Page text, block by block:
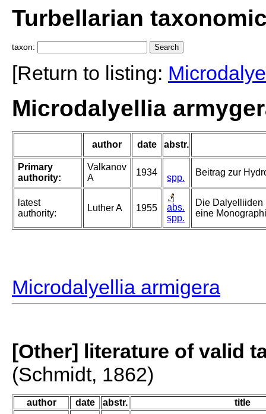
Turbellarian
taxon:
[Return to listing:
Microdalyellia
author date abstr.
Primary
authority:
Valkanov
A
1934
spp.
Beitrag zur
latest
authority:
Luther A 1955
abs.
spp.
Die Dalyelliiden
eine
Microdalyellia armigera
[Other] literature of valid
(Schmidt, 1862)
author date abstr. title